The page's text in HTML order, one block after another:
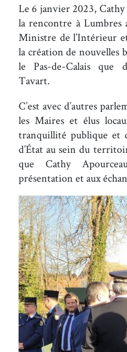
Le 6 janvier 2023,
la rencontre à Lumbres
Ministre de l’Intérieur
la création de nouvelles
le Pas-de-Calais que
Tavart.
C’est avec d’autres
les Maires et élus
tranquillité publique et
d’État au sein du
que Cathy
présentation et aux